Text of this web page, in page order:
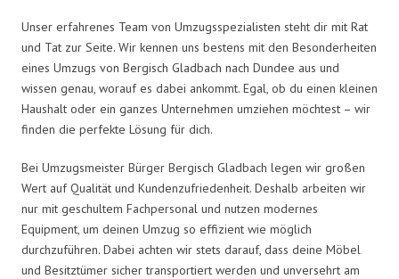
Unser erfahrenes Team von Umzugsspezialisten steht dir mit Rat
und Tat zur Seite. Wir kennen uns bestens mit den Besonderheiten
eines Umzugs von Bergisch Gladbach nach Dundee aus und
wissen genau, worauf es dabei ankommt. Egal, ob du einen kleinen
Haushalt oder ein ganzes Unternehmen umziehen möchtest – wir
finden die perfekte Lösung für dich.
Bei Umzugsmeister Bürger Bergisch Gladbach legen wir großen
Wert auf Qualität und Kundenzufriedenheit. Deshalb arbeiten wir
nur mit geschultem Fachpersonal und nutzen modernes
Equipment, um deinen Umzug so effizient wie möglich
durchzuführen. Dabei achten wir stets darauf, dass deine Möbel
und Besitztümer sicher transportiert werden und unversehrt am